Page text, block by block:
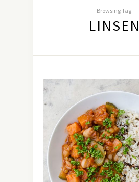
Browsing Tag:
LINSEN